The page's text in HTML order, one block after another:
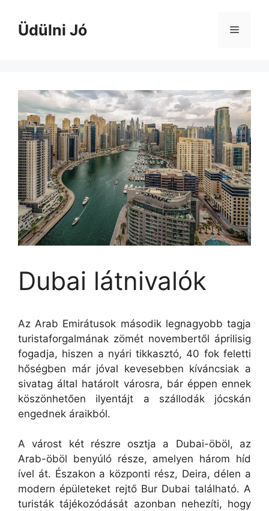
tartalomba
Üdülni Jó Menü
Dubai látnivalók
Az Arab Emirátusok második legnagyobb tagja
turistaforgalmának zömét novembertől áprilisig
fogadja, hiszen a nyári tikkasztó, 40 fok feletti
hőségben már jóval kevesebben kíváncsiak a
sivatag által határolt városra, bár éppen ennek
köszönhetően ilyentájt a szállodák jócskán
engednek áraikból.
A várost két részre osztja a Dubai-öböl, az
Arab-öböl benyúló része, amelyen három híd
ível át. Északon a központi rész, Deira, délen a
modern épületeket rejtő Bur Dubai található. A
turisták tájékozódását azonban nehezíti, hogy